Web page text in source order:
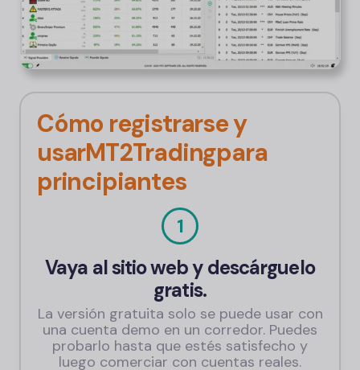
Cómo registrarse y
usarMT2Tradingpara
principiantes
1
Vaya al sitio web y descárguelo
gratis.
La versión gratuita solo se puede usar con
una cuenta demo en un corredor. Puedes
probarlo hasta que estés satisfecho y
luego comerciar con cuentas reales.